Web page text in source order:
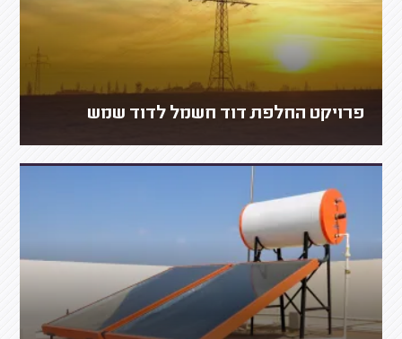
פרויקט החלפת דוד חשמל לדוד שמש